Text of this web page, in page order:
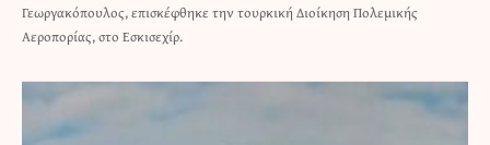
Γεωργακόπουλος, επισκέφθηκε την τουρκική Διοίκηση Πολεμικής
Αεροπορίας, στο Εσκισεχίρ.